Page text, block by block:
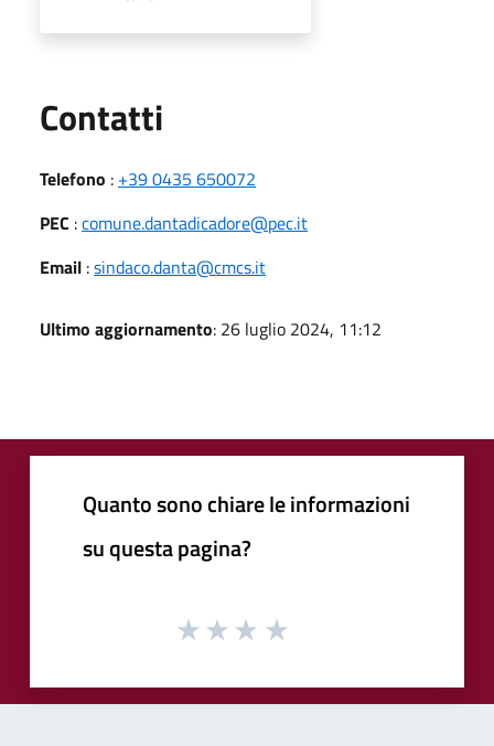
Contatti
Telefono : +39 0435 650072
PEC :comune.dantadicadore@pec.it
Email :sindaco.danta@cmcs.it
Ultimo aggiornamento: 26 luglio 2024, 11:12
Quanto sono chiare le informazioni
su questa pagina?